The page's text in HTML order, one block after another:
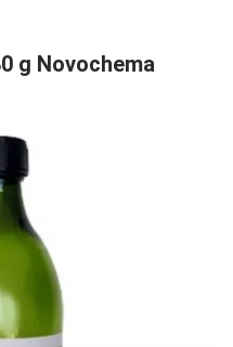
g Novochema